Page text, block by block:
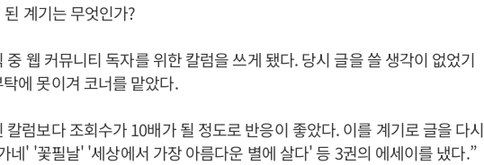
계기는 무엇인가?
웹 커뮤니티 독자를 위한 칼럼을 쓰게 됐다. 당시 글을 쓸 생각이 없었기
에 못이겨 코너를 맡았다.
칼럼보다 조회수가 10배가 될 정도로 반응이 좋았다. 이를 계기로 글을 다시
네' '꽃필날' '세상에서 가장 아름다운 별에 살다' 등 3권의 에세이를 냈다.”